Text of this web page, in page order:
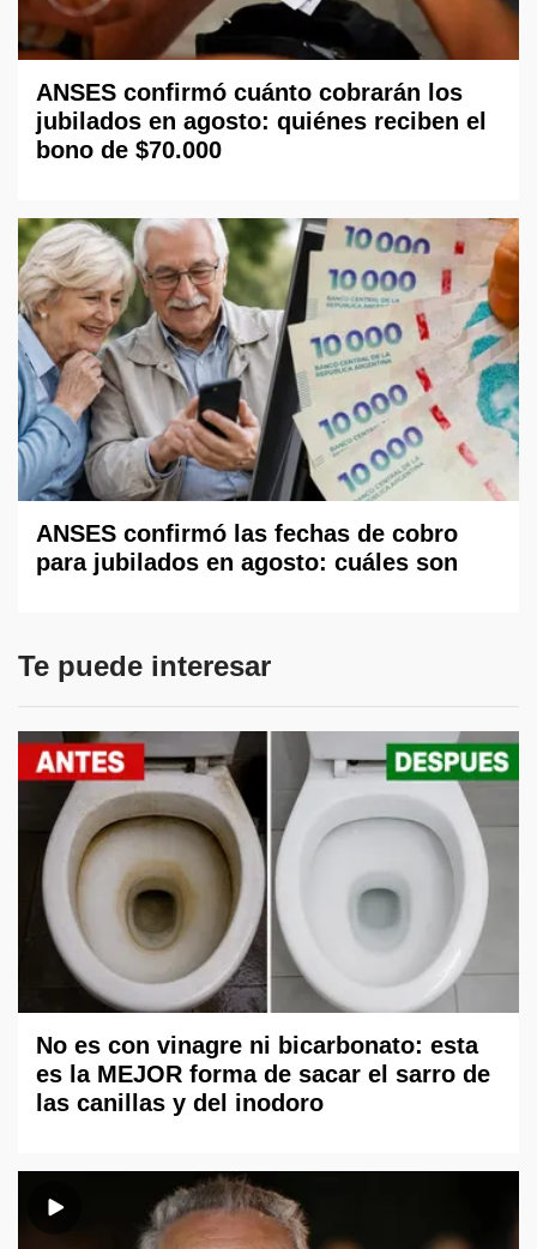
ANSES confirmó cuánto cobrarán los
jubilados en agosto: quiénes reciben el
bono de $70.000
ANSES confirmó las fechas de cobro
para jubilados en agosto: cuáles son
Te puede interesar
No es con vinagre ni bicarbonato: esta
es la MEJOR forma de sacar el sarro de
las canillas y del inodoro